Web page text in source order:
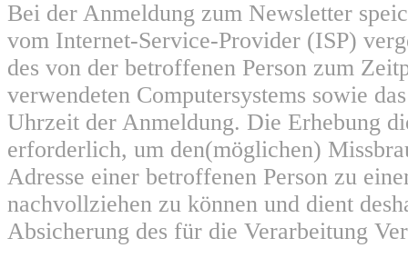
Bei der Anmeldung zum Newsletter
vom Internet-Service-Provider (ISP)
des von der betroffenen Person zum
verwendeten Computersystems sowie
Uhrzeit der Anmeldung. Die Erhebung
erforderlich, um den(möglichen)
Adresse einer betroffenen Person zu
nachvollziehen zu können und dient
Absicherung des für die Verarbeitung